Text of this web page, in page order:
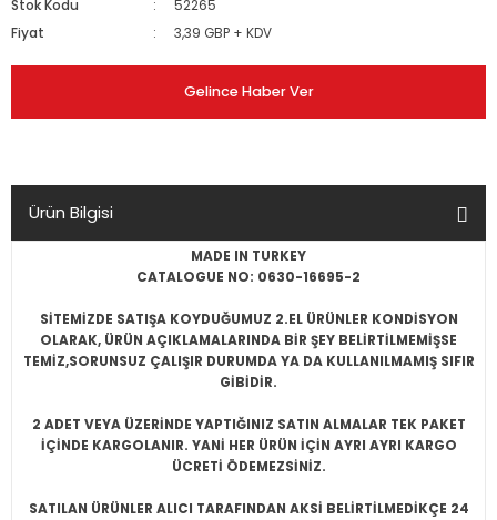
Stok Kodu
52265
Fiyat
3,39 GBP + KDV
Gelince Haber Ver
Ürün Bilgisi
MADE IN TURKEY
CATALOGUE NO: 0630-16695-2
SİTEMİZDE SATIŞA KOYDUĞUMUZ 2.EL ÜRÜNLER KONDİSYON
OLARAK, ÜRÜN AÇIKLAMALARINDA BİR ŞEY BELİRTİLMEMİŞSE
TEMİZ,SORUNSUZ ÇALIŞIR DURUMDA YA DA KULLANILMAMIŞ SIFIR
GİBİDİR.
2 ADET VEYA ÜZERİNDE YAPTIĞINIZ SATIN ALMALAR TEK PAKET
İÇİNDE KARGOLANIR. YANİ HER ÜRÜN İÇİN AYRI AYRI KARGO
ÜCRETİ ÖDEMEZSİNİZ.
SATILAN ÜRÜNLER ALICI TARAFINDAN AKSİ BELİRTİLMEDİKÇE 24